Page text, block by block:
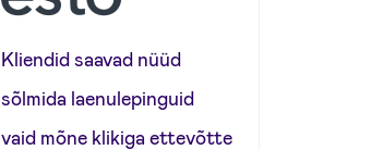
Kliendid saavad nüüd
sõlmida laenulepinguid
vaid mõne klikiga ettevõtte